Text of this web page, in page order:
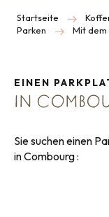
Startseite
Parken
Mit dem
EINEN
IN
Sie suchen einen
in Combourg :